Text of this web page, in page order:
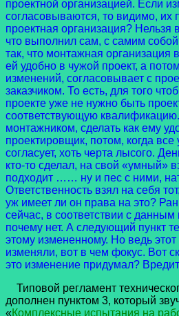
проектной организацией. Если
согласовываются, то видимо, их
проектная организация? Нельзя
что выполнил сам, с самим
так, что монтажная организация
ей удобно в чужой проект, а
изменений, согласовывает с
заказчиком. То есть, для того
проекте уже не нужно быть
соответствующую
монтажником, сделать как ему
проектировщик, потом, когда
согласует, хоть черта лысого.
кто-то сделал, на свой «умный»
подходит …… ну и пес с ними,
Ответственность взял на себя
уж имеет ли он права на это?
сейчас, в соответствии с
почему нет. А следующий пункт
этому измененному. Но ведь
изменяли, вот в чем фокус. Вот
это изменение придумал?
Типовой регламент
дополнен пунктом 3, который
«Комплексные испытания на